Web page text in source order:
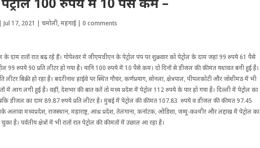
|Jul 17, 2021 |चमोली,महंगाई |0 comments
के दाम रातों रात बढ़ रहे हैं। गोपेश्वर में जीएमवीएन के पेट्रोल पंप पर शुक्रवार को पेट्रोल के दाम जहां 99 रुपये 61 पैसे
99 रुपये 90 प्रति लीटर हो गया है। यानि 100 रुपये में 10 पैसे कम। दो दिनों से डीजल की कीमत यथावत बनी हुई है।
लीटर बिक्री हो रहा है। बदरीनाथ हाईवे पर स्थित गौचर, कर्णप्रयाग, सोनला, क्षेत्रपाल, पीपलकोटी और जोशीमठ में भी
में आग लगी हुई है। वहीं, देशभर की बात करें तो मध्य प्रदेश में पेट्रोल 112 रुपये के पार हो गया है। दिल्ली में पेट्रोल का
डीजल का दाम 89.87 रुपये प्रति लीटर है। मुंबई में पेट्रोल की कीमत 107.83 रुपये व डीजल की कीमत 97.45
अलावा मध्यप्रदेश, राजस्थान, महाराष्ट्र, आंध्र प्रदेश, तेलंगाना, कर्नाटक, ओडिशा, जम्मू-कश्मीर और लद्दाख में पेट्रोल का
है। पर्वतीय क्षेत्रों में भी रातों रात पेट्रोल की कीमतों में उछाल आ रहा है।